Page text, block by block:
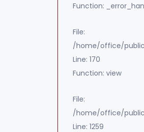
Function:
File:
/home/office/
Line: 170
Function: view
File:
/home/office/
Line: 1259